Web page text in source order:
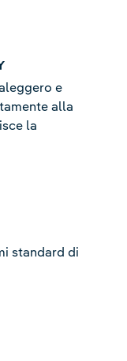
e
alla
la
standard di